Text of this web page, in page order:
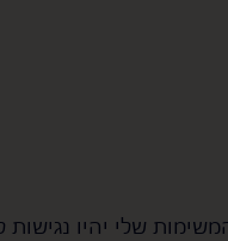
שלי יהיו נגישות